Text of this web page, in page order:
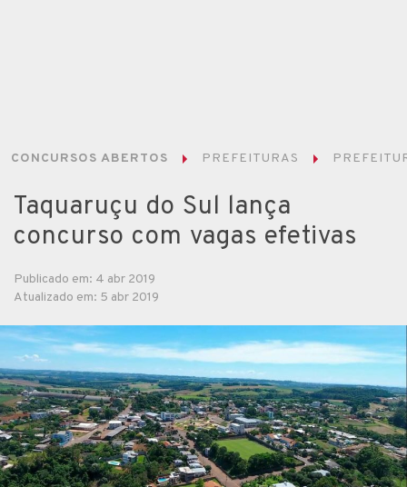
CONCURSOS ABERTOS PREFEITURAS
Taquaruçu do Sul lança
concurso com vagas efetivas
Publicado em: 4 abr 2019
Atualizado em: 5 abr 2019